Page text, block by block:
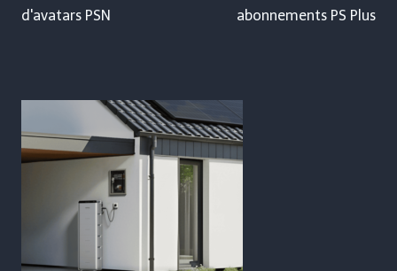
d'avatars PSN
abonnements PS Plus